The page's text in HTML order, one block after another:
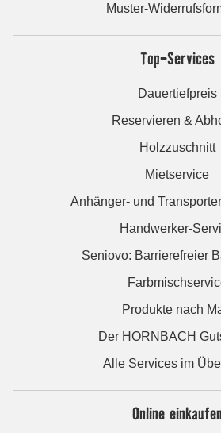
Muster-
Top-Services
Dauertiefpreis
Reservieren &
Holzzuschnitt
Mietservice
Anhänger- und
Handwerker-
Seniovo: Barrierefreier
Produkte nach
Der HORNBACH
Alle Services im
Online